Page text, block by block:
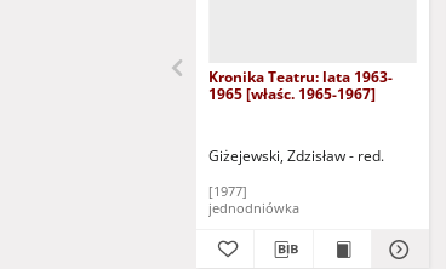
Kronika Teatru: lata 1963-
1965 [właśc. 1965-1967]
Giżejewski, Zdzisław - red.
[1977]
jednodniówka